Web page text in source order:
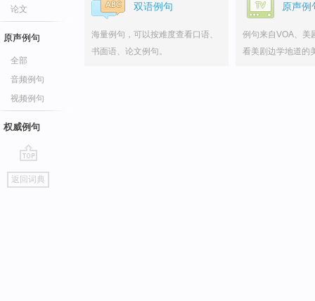
论文
原声例句
全部
音频例句
视频例句
权威例句
go
top
返回词典
双语例句
海量例句，可以按难度查看口语、
书面语、论文例句。
原声例
例句来自VOA、美
看美剧边学地道的